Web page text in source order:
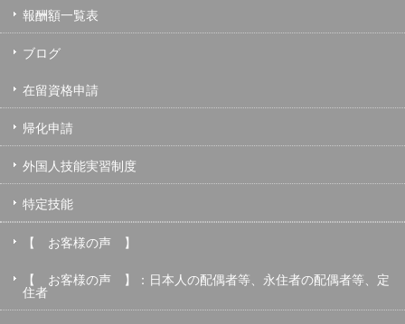
報酬額一覧表
ブログ
在留資格申請
帰化申請
外国人技能実習制度
特定技能
【 お客様の声 】
【 お客様の声 】：日本人の配偶者等、永住者の配偶者等、定
住者